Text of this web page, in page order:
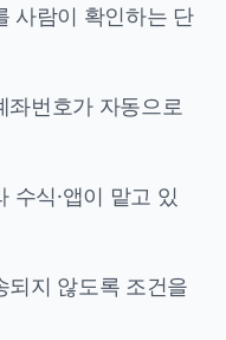
사람이 확인하는 단
좌번호가 자동으로
식·앱이 맡고 있
지 않도록 조건을